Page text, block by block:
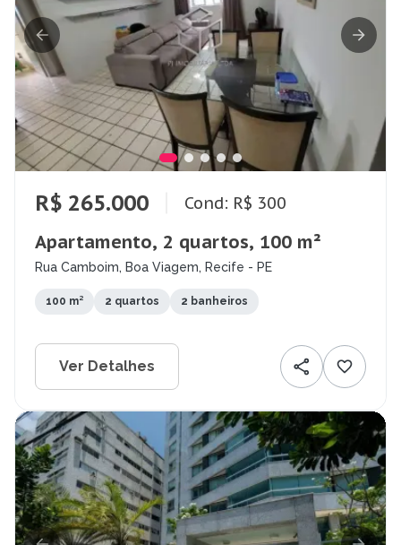
R$ 265.000 Cond: R$ 300
Apartamento, 2 quartos, 100 m²
Rua Camboim, Boa Viagem, Recife - PE
100 m² 2 quartos 2 banheiros
Ver Detalhes